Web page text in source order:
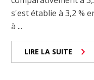
s'est établie à 3,2 %
à ...
LIRE LA SUITE